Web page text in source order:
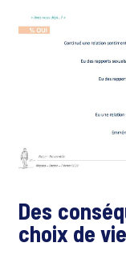
Des
choix de vie